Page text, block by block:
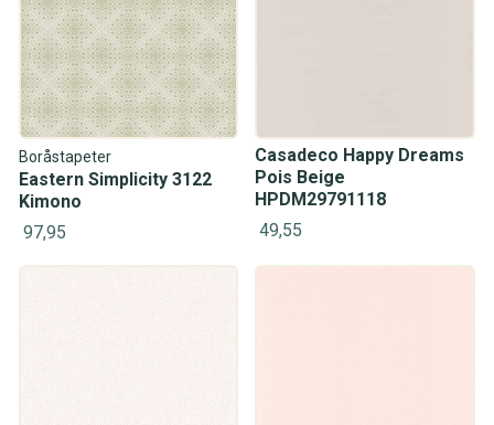
Boråstapeter
Eastern Simplicity 3122
Kimono
97,95
Casadeco Happy Dreams
Pois Beige
HPDM29791118
49,55